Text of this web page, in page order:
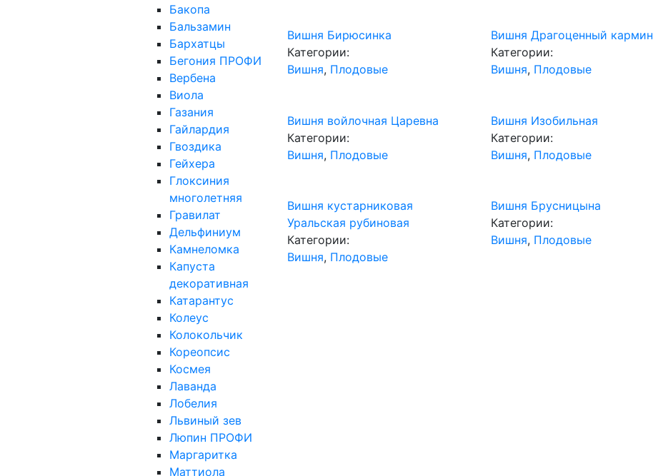
Бакопа
Бальзамин
Бархатцы
Бегония ПРОФИ
Вербена
Виола
Газания
Гайлардия
Гвоздика
Гейхера
Глоксиния
многолетняя
Гравилат
Дельфиниум
Камнеломка
Капуста
декоративная
Катарантус
Колеус
Колокольчик
Кореопсис
Космея
Лаванда
Лобелия
Львиный зев
Люпин ПРОФИ
Маргаритка
Маттиола
Вишня Бирюсинка
Категории:
Вишня, Плодовые
Вишня Драгоценный кармин
Категории:
Вишня, Плодовые
Вишня войлочная Царевна
Категории:
Вишня, Плодовые
Вишня Изобильная
Категории:
Вишня, Плодовые
Вишня кустарниковая
Уральская рубиновая
Категории:
Вишня, Плодовые
Вишня Брусницына
Категории:
Вишня, Плодовые